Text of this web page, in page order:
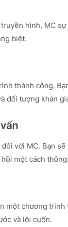
hình, MC
biệt.
thành công.
đối tượng khán
với MC. Bạn
một cách
một chương trình
và lôi cuốn.